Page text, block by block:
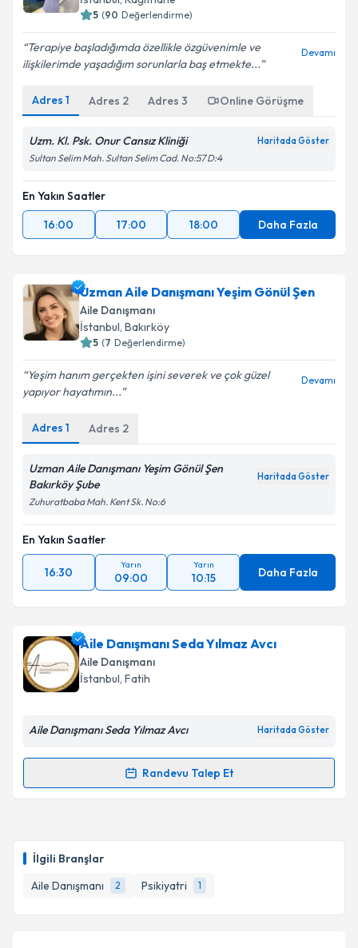
İlgili Branşlar
Aile Danışmanı
2 Psikiyatri 1
posta ile bilgilendireceğiz.
E-posta Adresiniz
Kişisel verilerimin işlenmesine ilişkinAydınlatma
Metni'ni okudum ve kişisel verilerimin belirtilen
kapsamda işlenmesini kabul ediyorum.
5 (90 Değerlendirme)
Terapiye başladığımda özellikle özgüvenimle ve
ilişkilerimde yaşadığım sorunlarla baş etmekte...
Devamı
Adres 1 Adres 2 Adres 3 Online Görüşme
Uzm. Kl. Psk. Onur Cansız Kliniği Haritada Göster
Sultan Selim Mah. Sultan Selim Cad. No:57 D:4
En Yakın Saatler
16:00
17:00 18:00 Daha Fazla
Uzman Aile Danışmanı Yeşim Gönül Şen
Aile Danışmanı
İstanbul, Bakırköy
5 (7 Değerlendirme)
Yeşim hanım gerçekten işini severek ve çok güzel
yapıyor hayatımın...
Devamı
Adres 1 Adres 2
Uzman Aile Danışmanı Yeşim Gönül Şen
Bakırköy Şube
Haritada Göster
Zuhuratbaba Mah. Kent Sk. No:6
En Yakın Saatler
16:30
Yarın
09:00
Yarın
10:15 Daha Fazla
Aile Danışmanı Seda Yılmaz Avcı
Aile Danışmanı
İstanbul, Fatih
Aile Danışmanı Seda Yılmaz Avcı Haritada Göster
Randevu Talep Et
Randevu Takvimi Talebi
almanız için bir takvim hazırlandığında e-posta ile
bilgilendireceğiz.
E-posta Adresiniz